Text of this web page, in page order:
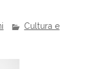
Cultura e